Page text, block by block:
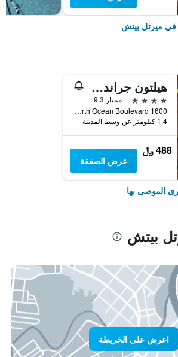
في ميرتل بيتش
هيلتون جراند فاكيشنز كلوب أوشن إنكليف ميرتل بيتش
4 نجوم
ممتاز 9.3
1600 North Ocean Boulevard, ميرتل بيتش, SC, الولايات المتحدة الأميريكية
1.4 كيلومتر عن وسط المدينة
488 ﷼
عرض الصفقة
الموصى بها
بيتش
اعرض على الخريطة